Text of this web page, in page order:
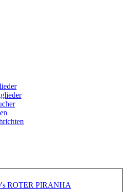
ROTER PIRANHA